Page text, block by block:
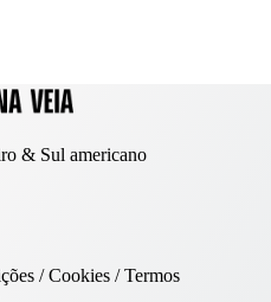
& Sul americano
/Cookies/Termos